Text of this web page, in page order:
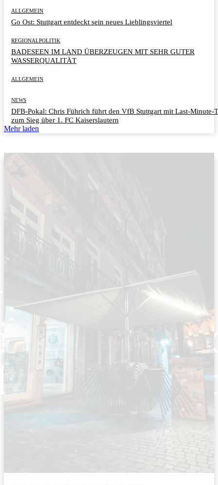
ALLGEMEIN
Go Ost: Stuttgart entdeckt sein neues Lieblingsviertel
REGIONALPOLITIK
BADESEEN IM LAND ÜBERZEUGEN MIT SEHR GUTER
WASSERQUALITÄT
ALLGEMEIN
NEWS
DFB-Pokal: Chris Führich führt den VfB Stuttgart mit Last-Minute-
zum Sieg über 1. FC Kaiserslautern
Mehr laden